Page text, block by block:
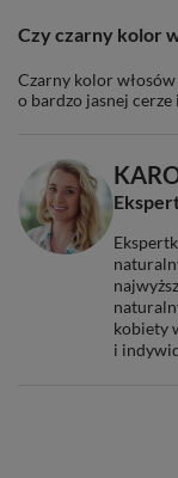
Czy czarny kolor
Czarny kolor
o bardzo jasnej
kobiety
i